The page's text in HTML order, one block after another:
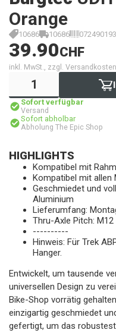
Orange
10686 10686
39.90CHF
inkl. MwSt., zzgl. Versandkosten
Sofort verfügbar
Versand
Sofort abholbar
Abholung The Epic Shop
HIGHLIGHTS
Kompatibel mit
Kompatibel mit allen
Geschmiedet und
Aluminium
Lieferumfang:
Thru-Axle Pitch: M12
----------
Hinweis: Für Trek
Hanger.
Entwickelt, um tausende
universellen Design zu
Bike-Shop vorrätig
einzigartig geschmiedet
gefertigt, um das